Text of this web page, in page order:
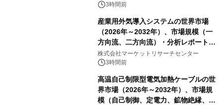
3時間前
産業用外気導入システムの世界市場
（2026年～2032年）、市場規模（一
方向流、二方向流）・分析レポートを
発表
株式会社マーケットリサーチセンター
3時間前
高温自己制限型電気加熱ケーブルの世
界市場（2026年～2032年）、市場規
模（自己制御、定電力、鉱物絶縁、表